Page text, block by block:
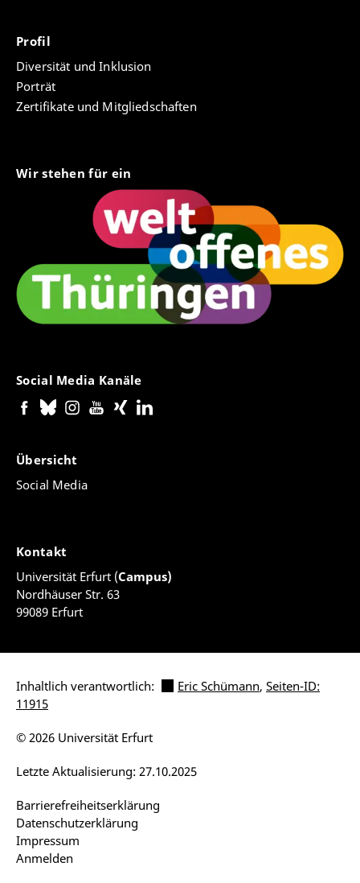
Profil
Diversität und Inklusion
Porträt
Zertifikate und Mitgliedschaften
Wir stehen für ein
Social Media Kanäle
Übersicht
Social Media
Kontakt
Universität Erfurt (Campus)
Nordhäuser Str. 63
99089 Erfurt
Inhaltlich verantwortlich: Eric Schümann, Seiten-ID:
11915
Barrierefreiheitserklärung
Datenschutzerklärung
Impressum
Anmelden
Letzte Aktualisierung: 27.10.2025
© 2026 Universität Erfurt